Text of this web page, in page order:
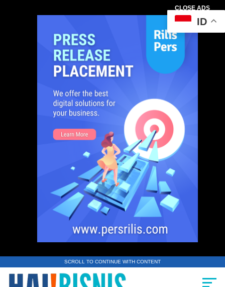
CLOSE ADS
SCROLL TO CONTINUE WITH CONTENT
ID